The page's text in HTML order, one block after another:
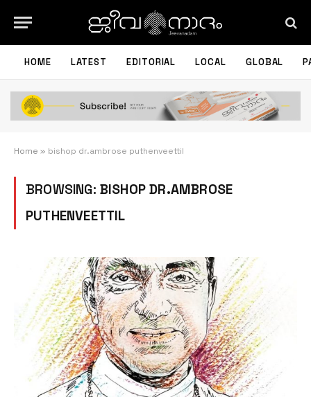
HOME LATEST EDITORIAL LOCAL GLOBAL
Home » bishop dr.ambrose puthenveettil
BROWSING: BISHOP DR.AMBROSE
PUTHENVEETTIL